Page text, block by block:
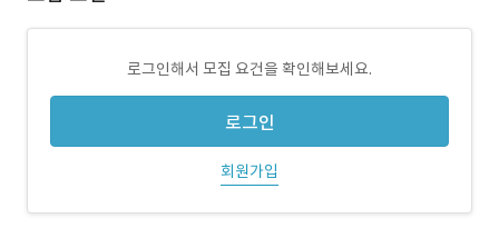
로그인해서 모집 요건을 확인해보세요.
로그인
회원가입